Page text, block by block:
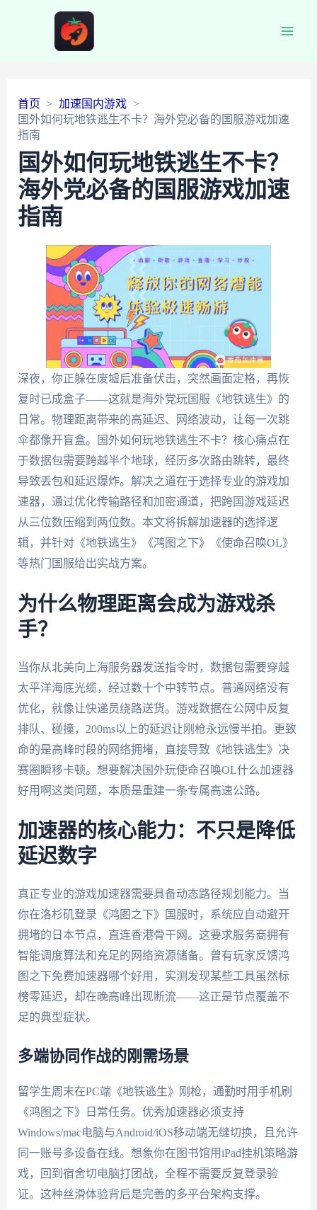
首页
加速国内游戏
国外如何玩地铁逃生不卡？海外党必备的国服游戏加速
指南
国外如何玩地铁逃生不卡？
海外党必备的国服游戏加速
指南
深夜，你正躲在废墟后准备伏击，突然画面定格，再恢
复时已成盒子——这就是海外党玩国服《地铁逃生》的
日常。物理距离带来的高延迟、网络波动，让每一次跳
伞都像开盲盒。国外如何玩地铁逃生不卡？核心痛点在
于数据包需要跨越半个地球，经历多次路由跳转，最终
导致丢包和延迟爆炸。解决之道在于选择专业的游戏加
速器，通过优化传输路径和加密通道，把跨国游戏延迟
从三位数压缩到两位数。本文将拆解加速器的选择逻
辑，并针对《地铁逃生》《鸿图之下》《使命召唤OL》
等热门国服给出实战方案。
为什么物理距离会成为游戏杀
手？
当你从北美向上海服务器发送指令时，数据包需要穿越
太平洋海底光缆，经过数十个中转节点。普通网络没有
优化，就像让快递员绕路送货。游戏数据在公网中反复
排队、碰撞，200ms以上的延迟让刚枪永远慢半拍。更致
命的是高峰时段的网络拥堵，直接导致《地铁逃生》决
赛圈瞬移卡顿。想要解决国外玩使命召唤OL什么加速器
好用啊这类问题，本质是重建一条专属高速公路。
加速器的核心能力：不只是降低
延迟数字
真正专业的游戏加速器需要具备动态路径规划能力。当
你在洛杉矶登录《鸿图之下》国服时，系统应自动避开
拥堵的日本节点，直连香港骨干网。这要求服务商拥有
智能调度算法和充足的网络资源储备。曾有玩家反馈鸿
图之下免费加速器哪个好用，实测发现某些工具虽然标
榜零延迟，却在晚高峰出现断流——这正是节点覆盖不
足的典型症状。
多端协同作战的刚需场景
留学生周末在PC端《地铁逃生》刚枪，通勤时用手机刷
《鸿图之下》日常任务。优秀加速器必须支持
Windows/mac电脑与Android/iOS移动端无缝切换，且允许
同一账号多设备在线。想象你在图书馆用iPad挂机策略游
戏，回到宿舍切电脑打团战，全程不需要反复登录验
证。这种丝滑体验背后是完善的多平台架构支撑。